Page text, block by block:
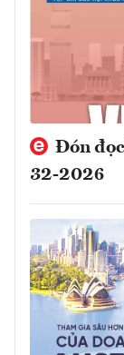
Đón
32-2026